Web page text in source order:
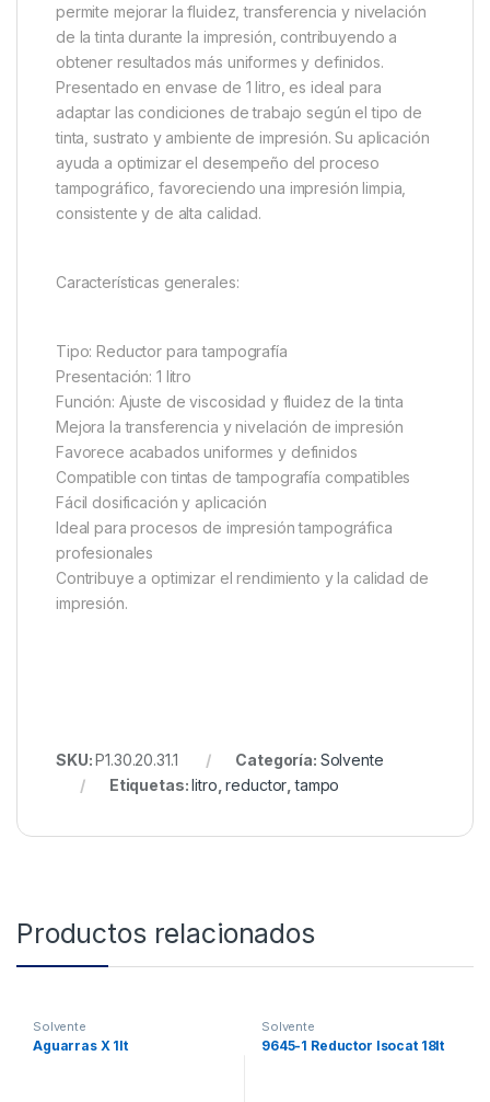
permite mejorar la fluidez, transferencia y nivelación
de la tinta durante la impresión, contribuyendo a
obtener resultados más uniformes y definidos.
Presentado en envase de 1 litro, es ideal para
adaptar las condiciones de trabajo según el tipo de
tinta, sustrato y ambiente de impresión. Su aplicación
ayuda a optimizar el desempeño del proceso
tampográfico, favoreciendo una impresión limpia,
consistente y de alta calidad.
Características generales:
Tipo: Reductor para tampografía
Presentación: 1 litro
Función: Ajuste de viscosidad y fluidez de la tinta
Mejora la transferencia y nivelación de impresión
Favorece acabados uniformes y definidos
Compatible con tintas de tampografía compatibles
Fácil dosificación y aplicación
Ideal para procesos de impresión tampográfica
profesionales
Contribuye a optimizar el rendimiento y la calidad de
impresión.
SKU:P1.30.20.31.1 Categoría: Solvente
Etiquetas:litro ,reductor ,tampo
Productos relacionados
Solvente
Aguarras X 1lt
Solvente
9645-1 Reductor Isocat 18lt